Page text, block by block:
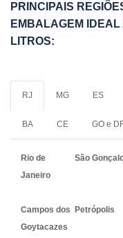
PRINCIPAIS
EMBALAGEM
LITROS:
RJ MG ES
BA CE GO e
Rio de
Janeiro
São
Campos dos
Goytacazes
Petrópolis